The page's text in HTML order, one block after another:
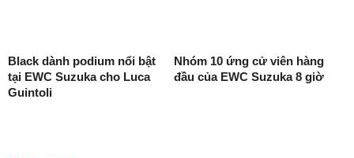
Black dành podium nổi bật
tại EWC Suzuka cho Luca
Guintoli
Nhóm 10 ứng cử viên hàng
đầu của EWC Suzuka 8 giờ